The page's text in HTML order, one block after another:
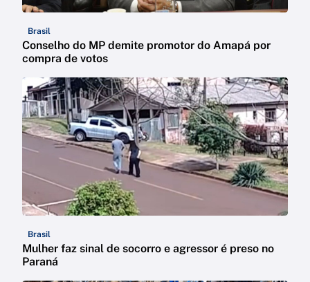
Brasil
Conselho do MP demite promotor do Amapá por
compra de votos
Brasil
Mulher faz sinal de socorro e agressor é preso no
Paraná